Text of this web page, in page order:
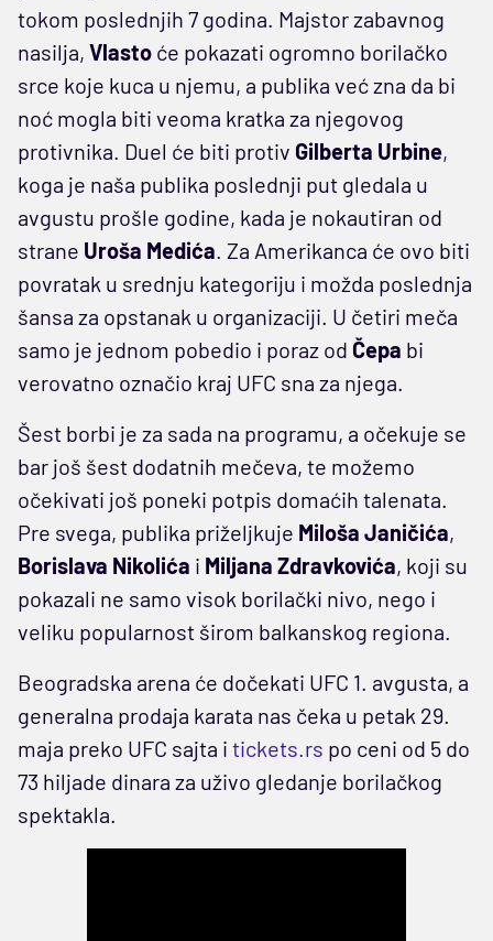
tokom poslednjih 7 godina. Majstor zabavnog
nasilja, Vlasto će pokazati ogromno borilačko
srce koje kuca u njemu, a publika već zna da bi
noć mogla biti veoma kratka za njegovog
protivnika. Duel će biti protiv Gilberta Urbine,
koga je naša publika poslednji put gledala u
avgustu prošle godine, kada je nokautiran od
strane Uroša Medića. Za Amerikanca će ovo biti
povratak u srednju kategoriju i možda poslednja
šansa za opstanak u organizaciji. U četiri meča
samo je jednom pobedio i poraz od Čepa bi
verovatno označio kraj UFC sna za njega.
Šest borbi je za sada na programu, a očekuje se
bar još šest dodatnih mečeva, te možemo
očekivati još poneki potpis domaćih talenata.
Pre svega, publika priželjkuje Miloša Janičića,
Borislava Nikolića i Miljana Zdravkovića, koji su
pokazali ne samo visok borilački nivo, nego i
veliku popularnost širom balkanskog regiona.
Beogradska arena će dočekati UFC 1. avgusta, a
generalna prodaja karata nas čeka u petak 29.
maja preko UFC sajta i tickets.rs po ceni od 5 do
73 hiljade dinara za uživo gledanje borilačkog
spektakla.